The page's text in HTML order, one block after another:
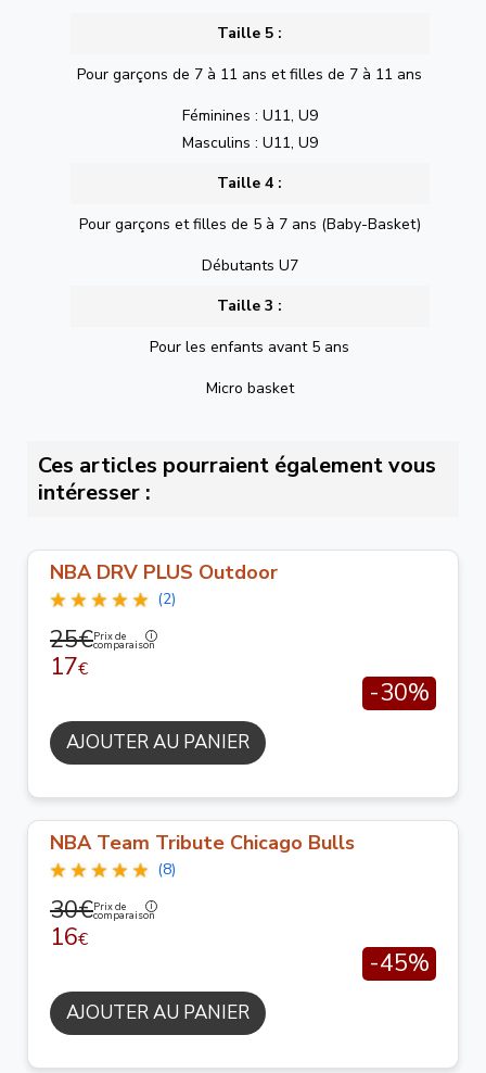
Taille 5 :
Pour garçons de 7 à 11 ans et filles de 7 à 11 ans
Féminines : U11, U9
Masculins : U11, U9
Taille 4 :
Pour garçons et filles de 5 à 7 ans (Baby-Basket)
Débutants U7
Taille 3 :
Pour les enfants avant 5 ans
Micro basket
Ces articles pourraient également vous
intéresser :
NBA DRV PLUS Outdoor
(2)
25€Prix de
comparaison
17€
-30%
AJOUTER AU PANIER
NBA Team Tribute Chicago Bulls
(8)
30€Prix de
comparaison
16€
-45%
AJOUTER AU PANIER